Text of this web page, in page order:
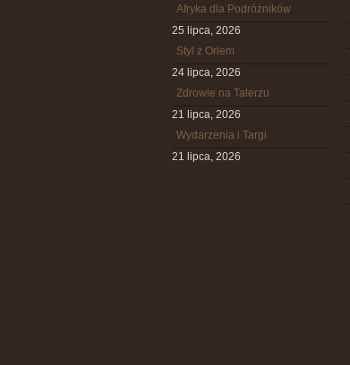
Afryka dla Podróżników
25 lipca, 2026
Styl z Orłem
24 lipca, 2026
Zdrowie na Talerzu
21 lipca, 2026
Wydarzenia i Targi
21 lipca, 2026